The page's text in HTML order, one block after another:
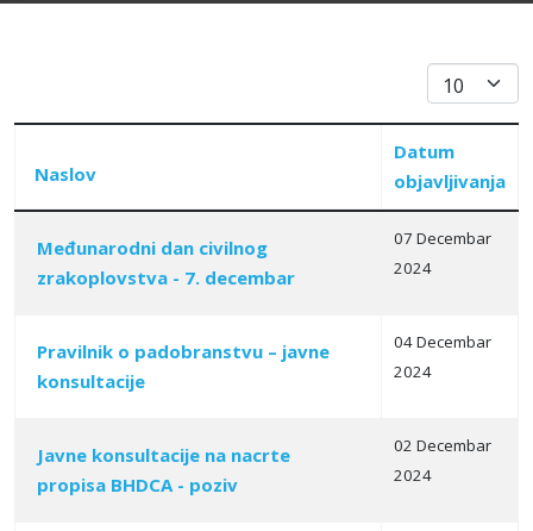
Prikaz #
Articles
Naslov
Datum
objavljivanja
Međunarodni dan civilnog
zrakoplovstva - 7. decembar
07 Decembar
2024
Pravilnik o padobranstvu – javne
konsultacije
04 Decembar
2024
Јavne konsultacije na nacrte
propisa BHDCA - poziv
02 Decembar
2024